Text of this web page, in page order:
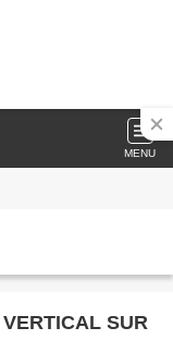
MENU
SUR